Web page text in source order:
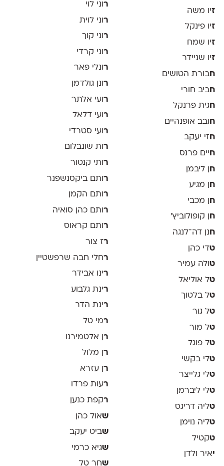
זיו משה
זיו פינקל
זיו שמח
זיו שניידר
חבורת הטושים
חביב חורי
חגית פרנקל
ח ובב אופנהיים
חזי יעקב
ח יים פרנס
ח
ן ליבמן
ח ן מגיע
ח
ן מכבי
ח ן קופולוביץ'
ח נן דה־לנגה
טדי כהן
טולה עמיר
טל אוליאל
טל בלטוך
טל גור
טל מור
טל פוגל
טלי בקשי
טלי גלייצר
טלי ליברמן
טליה דריגס
טליה נוימן
טקטיל
יאיר ולדן
ר וני לוי
ר וני לוית
רוני קוך
ר וני קרדי
רונלי פאר
ר ונן גולדמן
ר ועי אלתר
רועי דלאל
ר ועי סטרדי
רות שונבלום
ר ותי קנטור
ר ותם ביקסנשפנר
רותם הקמן
ר ותם כהן סואיה
רותם קראוס
רז צור
רחלי חבה שרפשטיין
רינו אבידר
רינת גלבוע
רינת הדר
רמי טל
רן אלטמירנו
ר ן מלול
ר ן עזרא
רעות פרדו
רקפת כנען
שאול כהן
שביט יעקב
שגיא כרמי
שחר טל